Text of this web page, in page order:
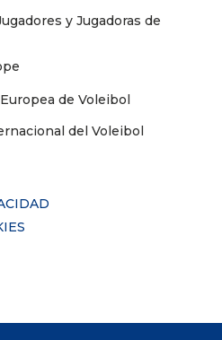
y Jugadoras de
de Voleibol
del Voleibol